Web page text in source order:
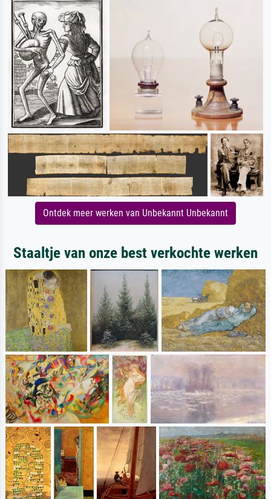
Ontdek meer werken van Unbekannt Unbekannt
Staaltje van onze best verkochte werken